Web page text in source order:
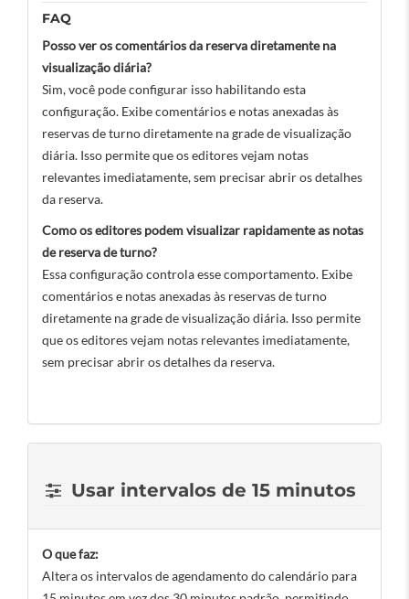
FAQ
Posso ver os comentários da reserva diretamente na
visualização diária?
Sim, você pode configurar isso habilitando esta
configuração. Exibe comentários e notas anexadas às
reservas de turno diretamente na grade de visualização
diária. Isso permite que os editores vejam notas
relevantes imediatamente, sem precisar abrir os detalhes
da reserva.
Como os editores podem visualizar rapidamente as notas
de reserva de turno?
Essa configuração controla esse comportamento. Exibe
comentários e notas anexadas às reservas de turno
diretamente na grade de visualização diária. Isso permite
que os editores vejam notas relevantes imediatamente,
sem precisar abrir os detalhes da reserva.
Usar intervalos de 15 minutos
O que faz:
Altera os intervalos de agendamento do calendário para